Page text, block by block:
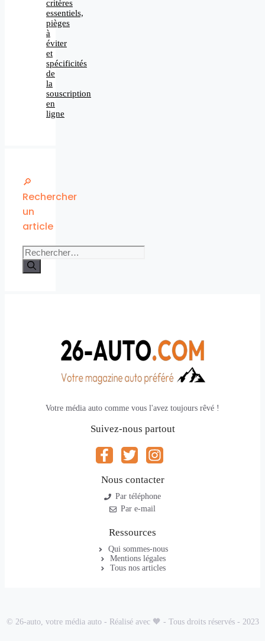
critères
essentiels,
pièges
à
éviter
et
spécificités
de
la
souscription
en
ligne
🔎
Rechercher
un
article
Rechercher :
Votre média auto comme vous l'avez toujours rêvé !
Suivez-nous partout
Nous contacter
Par téléphone
Par e-mail
Ressources
Qui sommes-nous
Mentions légales
Tous nos articles
© 26-auto, votre média auto - Réalisé avec 🧡 - Tous droits réservés - 2023